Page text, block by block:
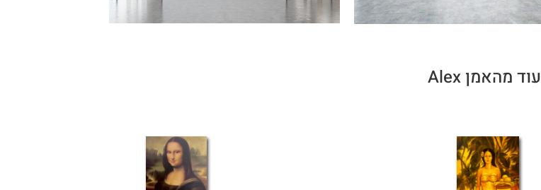
עוד מהאמן Alex